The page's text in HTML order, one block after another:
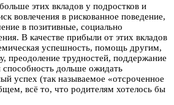
этих вкладов у подростков и
вовлечения в рискованное поведение,
в позитивные, социально
В качестве прибыли от этих вкладов
успешность, помощь другим,
преодоление трудностей, поддержание
способность дольше ожидать
успех (так называемое «отсроченное
всё то, что родителям хотелось бы